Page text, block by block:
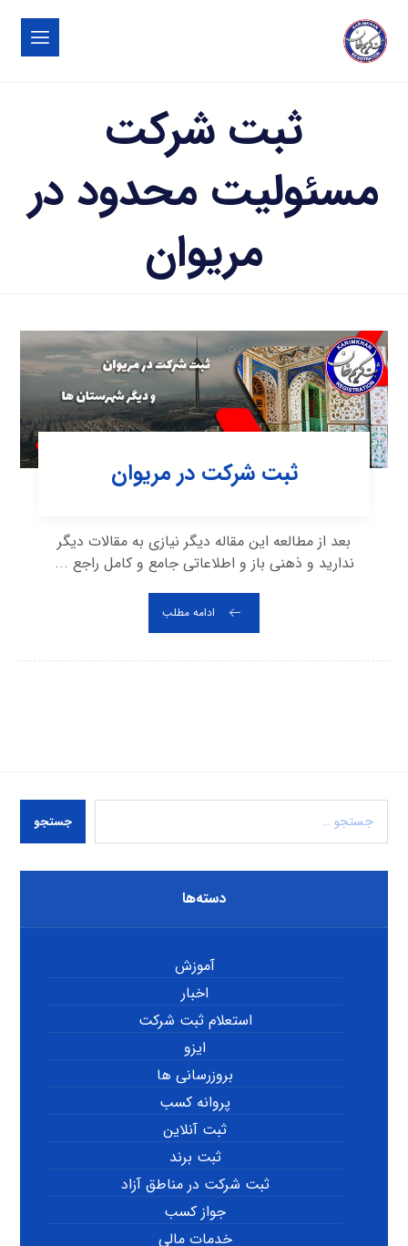
ثبت شرکت
مسئولیت محدود در
مريوان
ثبت شرکت در مريوان
بعد از مطالعه این مقاله دیگر نیازی به مقالات دیگر
ندارید و ذهنی باز و اطلاعاتی جامع و کامل راجع ...
ادامه مطلب
جستجو
دسته‌ها
آموزش
اخبار
استعلام ثبت شرکت
ایزو
بروزرسانی ها
پروانه کسب
ثبت آنلاین
ثبت برند
ثبت شرکت در مناطق آزاد
جواز کسب
خدمات مالی